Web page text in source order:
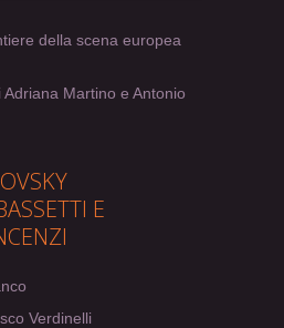
della scena europea
Martino e Antonio
E
Verdinelli